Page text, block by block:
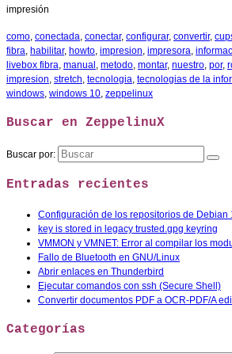
impresión
como, conectada, conectar, configurar, convertir,
fibra, habilitar, howto, impresion, impresora,
livebox fibra, manual , metodo, montar, nuestro, por,
impresion, stretch, tecnologia, tecnologias de la
windows, windows 10, zeppelinux
Buscar en ZeppelinuX
Buscar por:
Entradas recientes
Configuración de los repositorios de Debian
key is stored in legacy trusted.gpg keyring
VMMON y VMNET: Error al compilar los
Fallo de Bluetooth en GNU/Linux
Abrir enlaces en Thunderbird
Ejecutar comandos con ssh (Secure Shell)
Convertir documentos PDF a OCR-PDF/A
Categorías